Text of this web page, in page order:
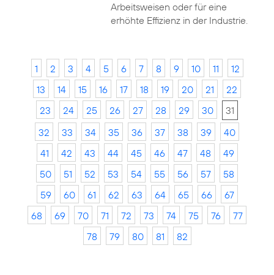
Arbeitsweisen oder für eine
erhöhte Effizienz in der Industrie.
1 2 3 4 5 6 7 8 9 10 11
12
13
14 15 16 17 18 19 20 21
22
23
24 25 26 27 28 29 30
31
32
33 34 35 36 37 38 39
40
41
42 43 44 45 46 47 48
49
50
51 52 53 54 55 56 57
58
59
60 61 62 63 64 65 66
67
68
69 70 71 72 73 74 75 76
77
78
79 80 81 82